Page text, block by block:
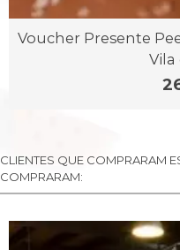
Voucher Presente
Vila
CLIENTES QUE COMPRARAM
COMPRARAM: